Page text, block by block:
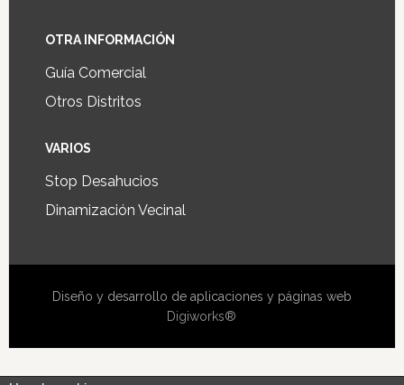
OTRA INFORMACIÓN
Guía Comercial
Otros Distritos
VARIOS
Stop Desahucios
Dinamización Vecinal
Diseño y desarrollo de aplicaciones y páginas web
Digiworks®